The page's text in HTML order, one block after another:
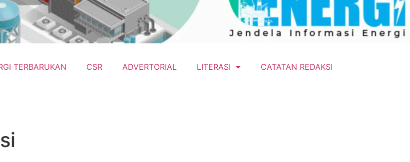
TERBARUKAN CSR ADVERTORIAL LITERASI CATATAN REDAKSI